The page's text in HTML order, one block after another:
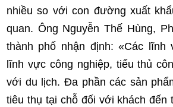
nhiều so với con đường xuất
quan. Ông Nguyễn Thế Hùng,
thành phố nhận định: «Các lĩnh
lĩnh vực công nghiệp, tiểu thủ
với du lịch. Đa phần các sản
tiêu thụ tại chỗ đối với khách đến